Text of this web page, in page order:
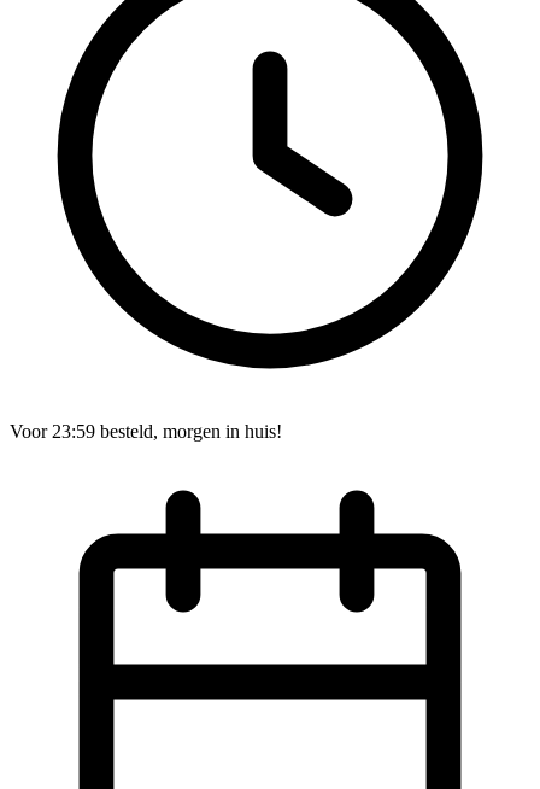
Voor 23:59 besteld, morgen in huis!